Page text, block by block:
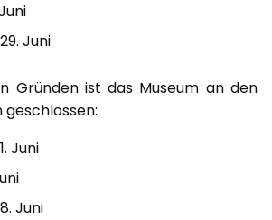
Juni
Gründen ist das Museum an den
Juni
Juni